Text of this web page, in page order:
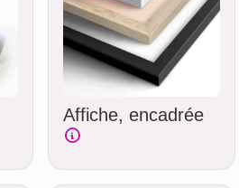
Affiche, encadrée